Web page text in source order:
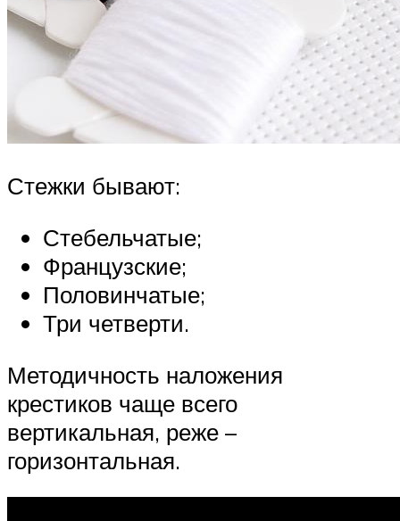
Стежки бывают:
Стебельчатые;
Французские;
Половинчатые;
Три четверти.
Методичность наложения
крестиков чаще всего
вертикальная, реже –
горизонтальная.